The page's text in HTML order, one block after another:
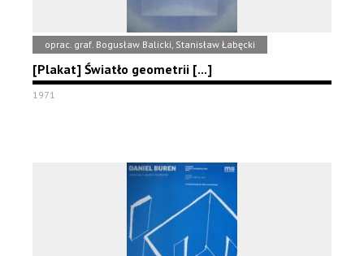
oprac. graf. Bogusław Balicki, Stanisław Łabęcki
[Plakat] Światło geometrii [...]
1971